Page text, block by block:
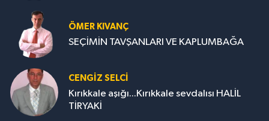
ÖMER KIVANÇ
SEÇİMİN TAVŞANLARI VE KAPLUMBAĞA
CENGİZ SELCİ
Kırıkkale aşığı...Kırıkkale sevdalısı HALİL
TİRYAKİ